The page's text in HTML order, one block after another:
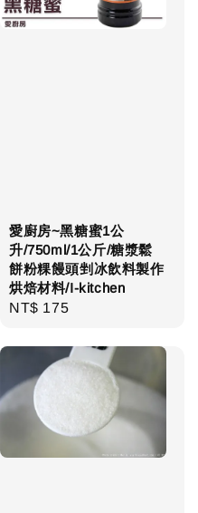
愛廚房~黑糖蜜1公
升/750ml/1公斤/糖漿鬆
餅粉粿饅頭剉冰飲料製作
烘焙材料/I-kitchen
Regular
NT$ 175